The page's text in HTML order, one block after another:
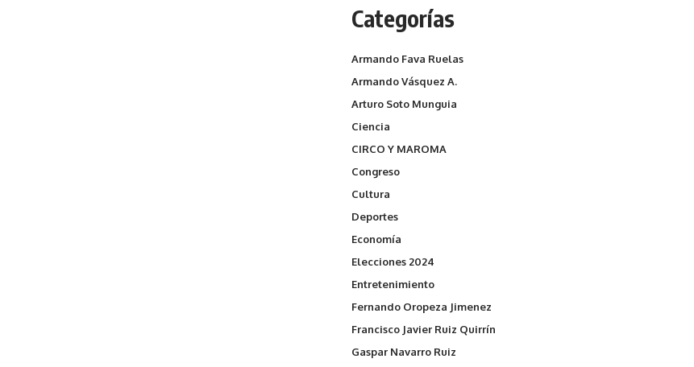
Categorías
Armando Fava Ruelas
Armando Vásquez A.
Arturo Soto Munguia
Ciencia
CIRCO Y MAROMA
Congreso
Cultura
Deportes
Economía
Elecciones 2024
Entretenimiento
Fernando Oropeza Jimenez
Francisco Javier Ruiz Quirrín
Gaspar Navarro Ruiz